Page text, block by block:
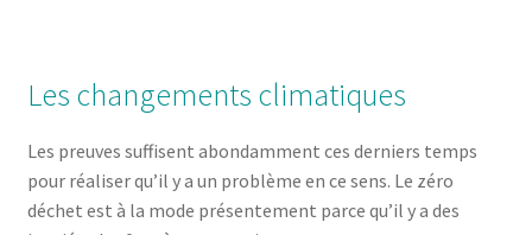
Les changements climatiques
Les preuves suffisent abondamment ces derniers temps
pour réaliser qu’il y a un problème en ce sens. Le zéro
déchet est à la mode présentement parce qu’il y a des